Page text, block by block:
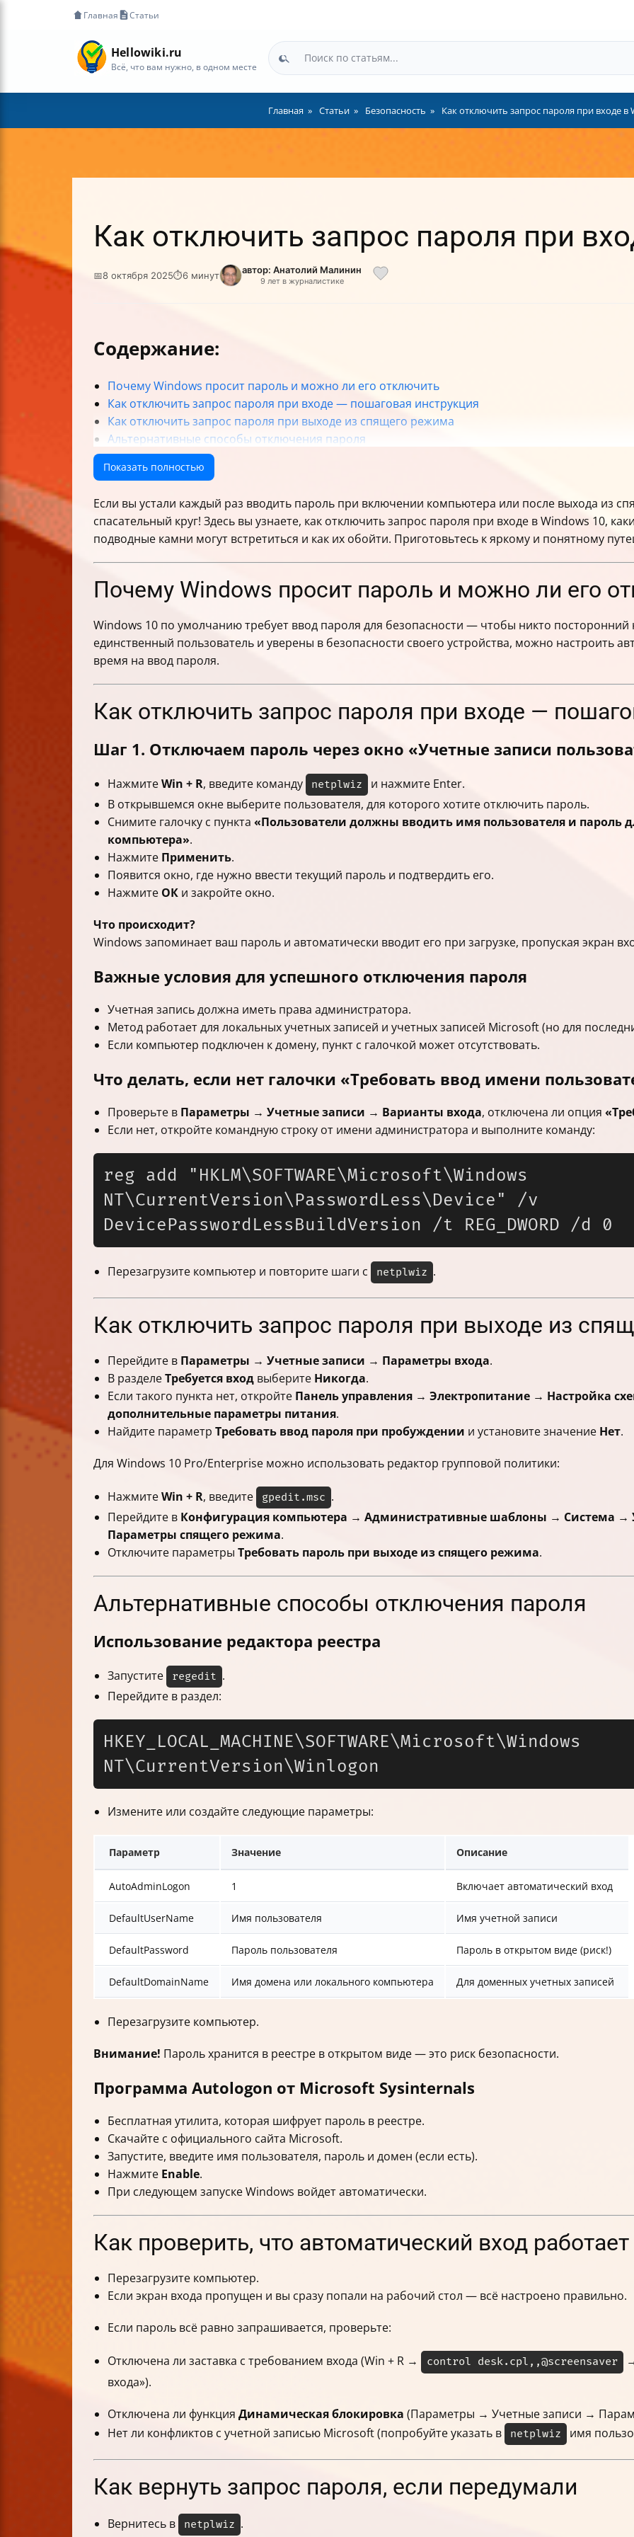
Главная Статьи
Hellowiki.ru
Всё, что вам нужно, в одном месте
Главная Статьи Безопасность Как отключить запрос пароля при входе в
Как отключить запрос пароля при
📅8 октября 2025⏱6 минут автор: Анатолий Малинин
9 лет в журналистике
Содержание:
Почему Windows просит пароль и можно ли его отключить
Как отключить запрос пароля при входе — пошаговая инструкция
Как отключить запрос пароля при выходе из спящего режима
Альтернативные способы отключения пароля
Как проверить, что автоматический вход работает
Как вернуть запрос пароля, если передумали
Особенности для учетных записей Microsoft и доменных пользователей
Таблица сравнения способов отключения пароля
Частые ошибки и как их исправлять
Заключение
Показать полностью
Если вы устали каждый раз вводить пароль при включении компьютера или после выхода из
спасательный круг! Здесь вы узнаете, как отключить запрос пароля при входе в Windows 10,
подводные камни могут встретиться и как их обойти. Приготовьтесь к яркому и понятному
Почему Windows просит пароль и можно ли его
Windows 10 по умолчанию требует ввод пароля для безопасности — чтобы никто
единственный пользователь и уверены в безопасности своего устройства, можно настроить
время на ввод пароля.
Как отключить запрос пароля при входе —
Шаг 1. Отключаем пароль через окно «Учетные записи
НажмитеWin + R, введите команду netplwiz
и нажмите Enter.
В открывшемся окне выберите пользователя, для которого хотите отключить пароль.
Снимите галочку с пункта «Пользователи должны вводить имя пользователя и пароль
компьютера».
Нажмите Применить.
Появится окно, где нужно ввести текущий пароль и подтвердить его.
Нажмите ОК и закройте окно.
Что происходит?
Windows запоминает ваш пароль и автоматически вводит его при загрузке, пропуская экран
Важные условия для успешного отключения пароля
Учетная запись должна иметь права администратора.
Метод работает для локальных учетных записей и учетных записей Microsoft (но для
Если компьютер подключен к домену, пункт с галочкой может отсутствовать.
Что делать, если нет галочки «Требовать ввод имени
Проверьте в Параметры → Учетные записи → Варианты входа, отключена ли опция
Если нет, откройте командную строку от имени администратора и выполните команду:
reg add "HKLM\SOFTWARE\Microsoft\Windows
NT\CurrentVersion\PasswordLess\Device" /v
Перезагрузите компьютер и повторите шаги с netplwiz .
Как отключить запрос пароля при выходе из
Перейдите в Параметры → Учетные записи → Параметры входа.
В разделеТребуется вход выберите Никогда.
Если такого пункта нет, откройте Панель управления → Электропитание → Настройка
дополнительные параметры питания.
Найдите параметр Требовать ввод пароля при пробуждении и установите значение Нет.
Для Windows 10 Pro/Enterprise можно использовать редактор групповой политики:
НажмитеWin + R, введите gpedit.msc .
Перейдите в Конфигурация компьютера → Административные шаблоны → Система →
Параметры спящего режима.
Отключите параметры Требовать пароль при выходе из спящего режима.
Альтернативные способы отключения пароля
Использование редактора реестра
Запустите regedit .
Перейдите в раздел:
HKEY_LOCAL_MACHINE\SOFTWARE\Microsoft\Windows
Измените или создайте следующие параметры:
Параметр Значение Описание
AutoAdminLogon 1 Включает автоматический вход
DefaultUserName Имя пользователя Имя учетной записи
DefaultPassword Пароль пользователя Пароль в открытом виде (риск!)
DefaultDomainName Имя домена или локального компьютера Для доменных учетных записей
Перезагрузите компьютер.
Внимание! Пароль хранится в реестре в открытом виде — это риск безопасности.
Программа Autologon от Microsoft Sysinternals
Бесплатная утилита, которая шифрует пароль в реестре.
Скачайте с официального сайта Microsoft.
Запустите, введите имя пользователя, пароль и домен (если есть).
Нажмите Enable.
При следующем запуске Windows войдет автоматически.
Как проверить, что автоматический вход работает
Перезагрузите компьютер.
Если экран входа пропущен и вы сразу попали на рабочий стол — всё настроено правильно.
Если пароль всё равно запрашивается, проверьте:
Отключена ли заставка с требованием входа (Win + R → control desk.cpl,,@screensaver
входа»).
Отключена ли функция Динамическая блокировка (Параметры → Учетные записи →
Нет ли конфликтов с учетной записью Microsoft (попробуйте указать в
netplwiz имя
Как вернуть запрос пароля, если передумали
Вернитесь в netplwiz .